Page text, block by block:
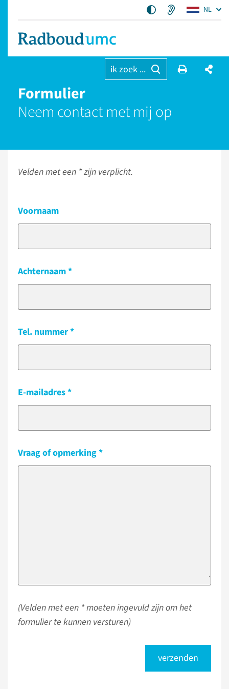
NL
ik zoek ...
Formulier
Neem contact met mij op
Velden met een * zijn verplicht.
Voornaam
Achternaam
Tel. nummer
E-mailadres
Vraag of opmerking
(Velden met een * moeten ingevuld zijn om het
formulier te kunnen versturen)
verzenden